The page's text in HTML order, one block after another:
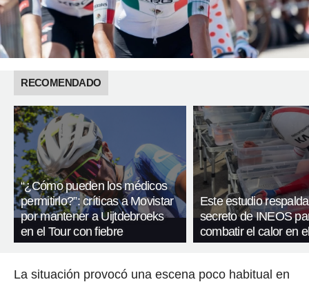
RECOMENDADO
“¿Cómo pueden los médicos
permitirlo?”: críticas a Movistar
por mantener a Uijtdebroeks
en el Tour con fiebre
Este estudio
secreto de INEOS
combatir el calor en
La situación provocó una escena poco habitual en